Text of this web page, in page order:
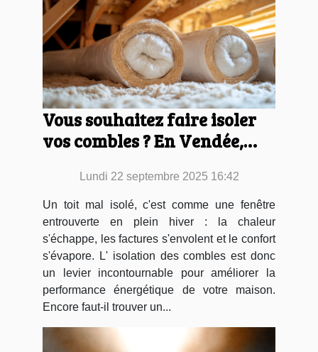
Vous souhaitez faire isoler
vos combles ? En Vendée,
intervient avec
professionnalisme et
rapidité !
Lundi 22 septembre 2025 16:42
Un toit mal isolé, c'est comme une fenêtre
entrouverte en plein hiver : la chaleur
s'échappe, les factures s'envolent et le confort
s'évapore. L' isolation des combles est donc
un levier incontournable pour améliorer la
performance énergétique de votre maison.
Encore faut-il trouver un...